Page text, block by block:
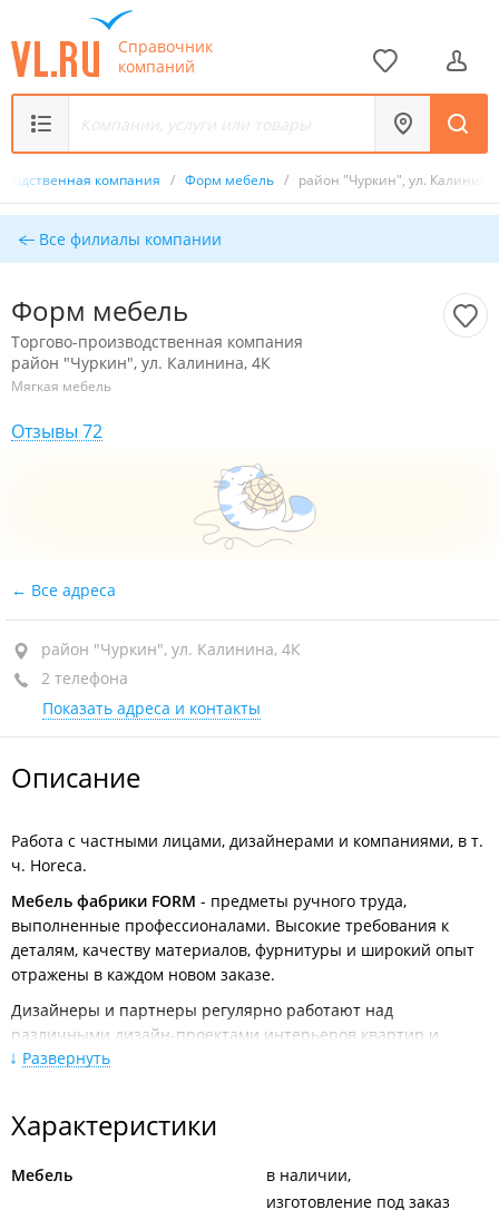
Справочник
компаний
компания / Форм мебель / район "Чуркин", ул.
Все филиалы компании
Форм мебель
Торгово-производственная компания
район "Чуркин", ул. Калинина, 4К
Мягкая мебель
Отзывы 72
Все адреса
район "Чуркин", ул. Калинина, 4К
2 телефона
Показать адреса и контакты
Описание
Работа с частными лицами, дизайнерами и компаниями, в т.
ч. Horeca.
Мебель фабрики FORM - предметы ручного труда,
выполненные профессионалами. Высокие требования к
деталям, качеству материалов, фурнитуры и широкий опыт
отражены в каждом новом заказе.
Дизайнеры и партнеры регулярно работают над
различными дизайн-проектами интерьеров квартир и
коммерческих помещений Владивостока, применяя в
Технолог и конструктор регулярно создают и дополняют
модели.
Отправка и контроль доставки в любой регион России.
Развернуть
Характеристики
Мебель
в наличии
изготовление под заказ